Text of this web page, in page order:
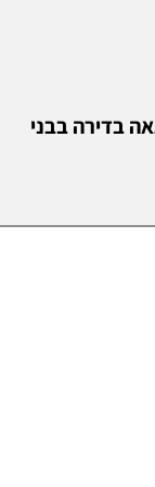
בדירה בבני